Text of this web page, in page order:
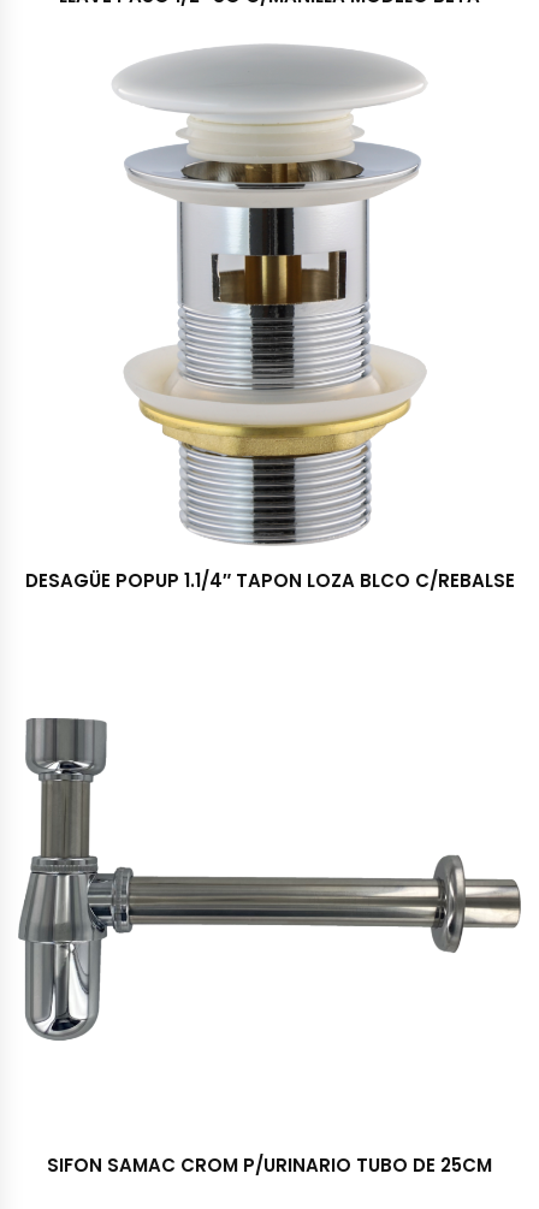
DESAGÜE POPUP 1.1/4″ TAPON LOZA BLCO C/REBALSE
SIFON SAMAC CROM P/URINARIO TUBO DE 25CM